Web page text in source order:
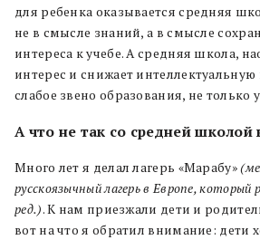
для ребенка оказывается средняя
не в смысле знаний, а в смысле
интереса к учебе. А средняя школа,
интерес и снижает интеллектуальную
слабое звено образования, не только
А что не так со средней школой
Много лет я делал лагерь «Марабу»
русскоязычный лагерь в Европе, который
ред.). К нам приезжали дети и
вот на что я обратил внимание: дети